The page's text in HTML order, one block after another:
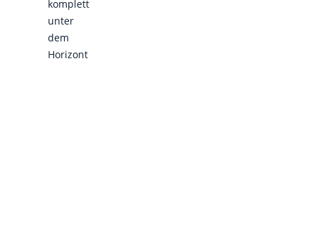
komplett
unter
dem
Horizont